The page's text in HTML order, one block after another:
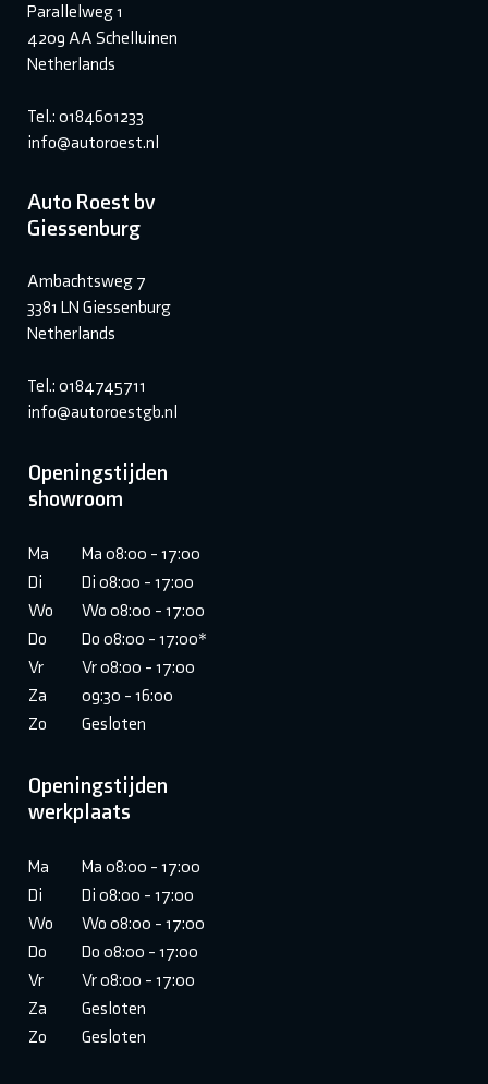
Parallelweg 1
4209 AA Schelluinen
Netherlands
Tel.: 0184601233
info@autoroest.nl
Auto Roest bv
Giessenburg
Ambachtsweg 7
3381 LN Giessenburg
Netherlands
Tel.: 0184745711
info@autoroestgb.nl
Openingstijden
showroom
Ma
Ma 08:00 - 17:00
Di
Di 08:00 - 17:00
Wo
Wo 08:00 - 17:00
Do
Do 08:00 - 17:00*
Vr
Vr 08:00 - 17:00
Za
09:30 - 16:00
Zo
Gesloten
Openingstijden
werkplaats
Ma
Ma 08:00 - 17:00
Di
Di 08:00 - 17:00
Wo
Wo 08:00 - 17:00
Do
Do 08:00 - 17:00
Vr
Vr 08:00 - 17:00
Za
Gesloten
Zo
Gesloten